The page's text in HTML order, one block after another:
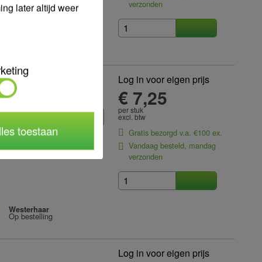
verzonden
gasdraad
Westerhaar
Op bestelling
Log in voor eigen prijs
€ 7,25
per stuk
excl. btw
Gratis bezorgd v.a. €100 ex.
Vandaag besteld, mandag
verzonden
Log in voor eigen prijs
later altijd weer
toestaan